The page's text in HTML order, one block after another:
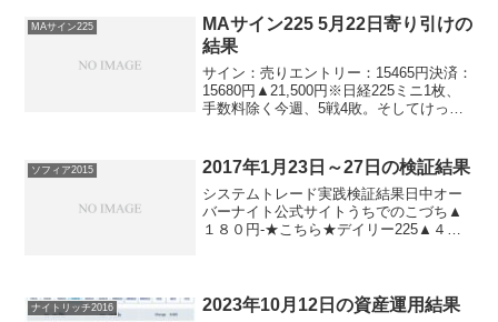
2017▲２６０円-デイズリッチ2017＋２
４...
MAサイン225
MAサイン225 5月22日寄り引けの
結果
サイン：売りエントリー：15465円決済：
15680円▲21,500円※日経225ミニ1枚、
手数料除く今週、5戦4敗。そしてけっこ
くなっているってことですかね。それは
ソフィア2015 2017年1月23日～27日の検証結果
システムトレード実践検証結果日中オー
バーナイト公式サイトうちでのこづち▲
１８０円-★こちら★デイリー225▲４９
ザ・...
ナイトリッチ2016 2023年10月12日の資産運用結果